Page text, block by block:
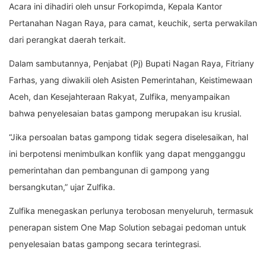
Acara ini dihadiri oleh unsur Forkopimda, Kepala Kantor
Pertanahan Nagan Raya, para camat, keuchik, serta perwakilan
dari perangkat daerah terkait.
Dalam sambutannya, Penjabat (Pj) Bupati Nagan Raya, Fitriany
Farhas, yang diwakili oleh Asisten Pemerintahan, Keistimewaan
Aceh, dan Kesejahteraan Rakyat, Zulfika, menyampaikan
bahwa penyelesaian batas gampong merupakan isu krusial.
“Jika persoalan batas gampong tidak segera diselesaikan, hal
ini berpotensi menimbulkan konflik yang dapat mengganggu
pemerintahan dan pembangunan di gampong yang
bersangkutan,” ujar Zulfika.
Zulfika menegaskan perlunya terobosan menyeluruh, termasuk
penerapan sistem One Map Solution sebagai pedoman untuk
penyelesaian batas gampong secara terintegrasi.